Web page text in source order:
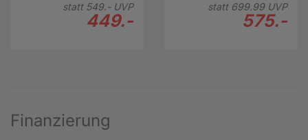
statt 549.-UVP
449.-
statt 699.99UVP
575.-
Finanzierung